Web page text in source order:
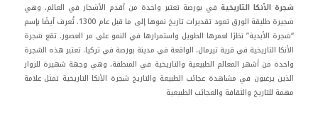
شجرة الأنكا التاريخيةفي بورصة تعتبر واحدة من أقدم الأشجار في العالم، وهي
شجيرة طليقة الورق تعود تقديرات تاريخ نموها إلى ما قبل عام 1300. تُعرف أيضًا بإسم
“شجرة الأبدية” نظرًا لعمرها الطويل واستمرارها في النمو على مر العصور. تقع شجرة
الأنكا التاريخية في قرية تيرمال، الواقعة في مدينة بورصة في تركيا. تعتبر هذه الشجرة
واحدة من أشهر المعالم الطبيعية والتاريخية في المنطقة، وهي وجهة شهيرة للزوار
الذين يرغبون في مشاهدة عجائب الطبيعة والتاريخ شجرة الأنكا التاريخية تمثل علامة
مهمة للتاريخ والثقافة والعجائب الطبيعية